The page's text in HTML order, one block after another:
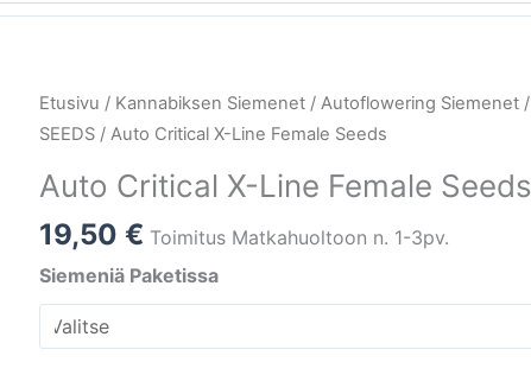
Etusivu / Kannabiksen Siemenet / Autoflowering Siemenet /
SEEDS / Auto Critical X-Line Female Seeds
Auto Critical X-Line Female Seeds
19,50 € Toimitus Matkahuoltoon n. 1-3pv.
Siemeniä Paketissa
Auto
Critical
Line
Female
Seeds
määrä